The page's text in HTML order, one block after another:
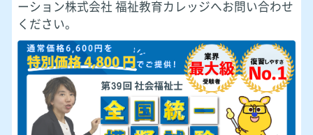
ーション株式会社 福祉教育カレッジへお問い合わせ
ください。